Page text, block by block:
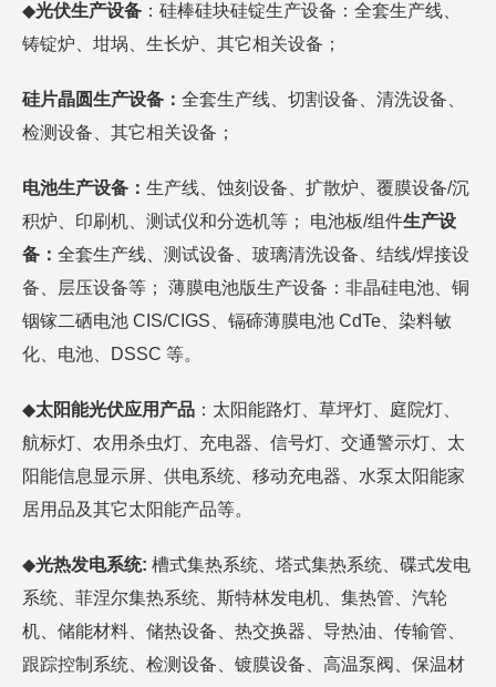
◆光伏生产设备 ：硅棒硅块硅锭生产设备：全套生产线、
铸锭炉、坩埚、生长炉、其它相关设备；
硅片晶圆生产设备： 全套生产线、切割设备、清洗设备、
检测设备、其它相关设备；
电池生产设备： 生产线、蚀刻设备、扩散炉、覆膜设备/沉
积炉、印刷机、测试仪和分选机等； 电池板/组件生产设
备： 全套生产线、测试设备、玻璃清洗设备、结线/焊接设
备、层压设备等； 薄膜电池版生产设备：非晶硅电池、铜
铟镓二硒电池 CIS/CIGS、镉碲薄膜电池 CdTe、染料敏
化、电池、DSSC 等。
◆太阳能光伏应用产品 ：太阳能路灯、草坪灯、庭院灯、
航标灯、农用杀虫灯、充电器、信号灯、交通警示灯、太
阳能信息显示屏、供电系统、移动充电器、水泵太阳能家
居用品及其它太阳能产品等。
◆光热发电系统: 槽式集热系统、塔式集热系统、碟式发电
系统、菲涅尔集热系统、斯特林发电机、集热管、汽轮
机、储能材料、储热设备、热交换器、导热油、传输管、
跟踪控制系统、检测设备、镀膜设备、高温泵阀、保温材